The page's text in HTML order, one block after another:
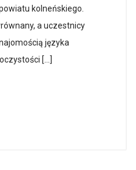
kolneńskiego.
a uczestnicy
języka
[…]